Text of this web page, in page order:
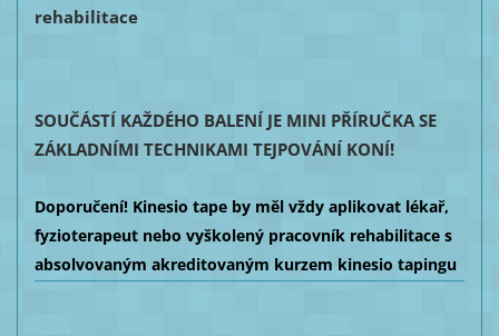
rehabilitace
SOUČÁSTÍ KAŽDÉHO BALENÍ JE MINI PŘÍRUČKA SE
ZÁKLADNÍMI TECHNIKAMI TEJPOVÁNÍ KONÍ!
Doporučení! Kinesio tape by měl vždy aplikovat lékař,
fyzioterapeut nebo vyškolený pracovník rehabilitace s
absolvovaným akreditovaným kurzem kinesio tapingu